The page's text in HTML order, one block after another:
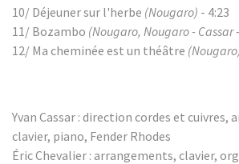
10/ Déjeuner sur l'herbe (Nougaro) - 4:23
11/ Bozambo (Nougaro, Nougaro - Cassar
12/ Ma cheminée est un théâtre
Yvan Cassar : direction cordes et cuivres,
clavier, piano, Fender Rhodes
Éric Chevalier : arrangements, clavier,